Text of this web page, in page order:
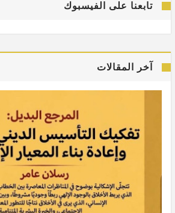
تابعنا على الفيسبوك
آخر المقالات